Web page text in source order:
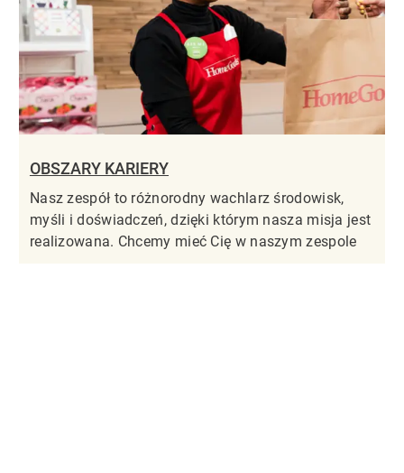
OBSZARY KARIERY
Nasz zespół to różnorodny wachlarz środowisk,
myśli i doświadczeń, dzięki którym nasza misja jest
realizowana. Chcemy mieć Cię w naszym zespole